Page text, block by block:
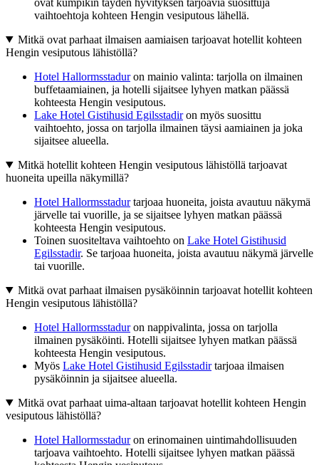
ovat kumpikin täyden hyvityksen tarjoavia suosittuja
vaihtoehtoja kohteen Hengin vesiputous lähellä.
Mitkä ovat parhaat ilmaisen aamiaisen tarjoavat hotellit kohteen
Hengin vesiputous lähistöllä?
Hotel Hallormsstaduron mainio valinta: tarjolla on ilmainen
buffetaamiainen, ja hotelli sijaitsee lyhyen matkan päässä
kohteesta Hengin vesiputous.
Lake Hotel Gistihusid Egilsstadiron myös suosittu
vaihtoehto, jossa on tarjolla ilmainen täysi aamiainen ja joka
sijaitsee alueella.
Mitkä hotellit kohteen Hengin vesiputous lähistöllä tarjoavat
huoneita upeilla näkymillä?
Hotel Hallormsstadurtarjoaa huoneita, joista avautuu näkymä
järvelle tai vuorille, ja se sijaitsee lyhyen matkan päässä
kohteesta Hengin vesiputous.
Toinen suositeltava vaihtoehto on Lake Hotel Gistihusid
Egilsstadir. Se tarjoaa huoneita, joista avautuu näkymä järvelle
tai vuorille.
Mitkä ovat parhaat ilmaisen pysäköinnin tarjoavat hotellit kohteen
Hengin vesiputous lähistöllä?
Hotel Hallormsstaduron nappivalinta, jossa on tarjolla
ilmainen pysäköinti. Hotelli sijaitsee lyhyen matkan päässä
kohteesta Hengin vesiputous.
Myös Lake Hotel Gistihusid Egilsstadirtarjoaa ilmaisen
pysäköinnin ja sijaitsee alueella.
Mitkä ovat parhaat uima-altaan tarjoavat hotellit kohteen Hengin
vesiputous lähistöllä?
Hotel Hallormsstaduron erinomainen uintimahdollisuuden
tarjoava vaihtoehto. Hotelli sijaitsee lyhyen matkan päässä